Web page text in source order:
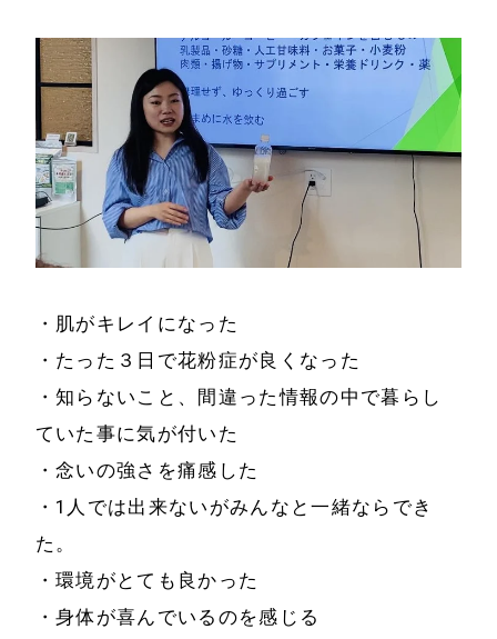
書籍・DVD
・肌がキレイになった
・たった３日で花粉症が良くなった
・知らないこと、間違った情報の中で暮らし
ていた事に気が付いた
・念いの強さを痛感した
・1人では出来ないがみんなと一緒ならでき
た。
・環境がとても良かった
・身体が喜んでいるのを感じる